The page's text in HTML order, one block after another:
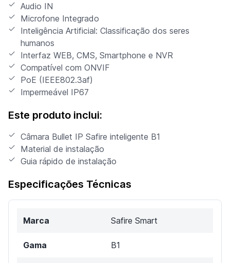
Audio IN
Microfone Integrado
Inteligência Artificial: Classificação dos seres
humanos
Interfaz WEB, CMS, Smartphone e NVR
Compatível com ONVIF
PoE (IEEE802.3af)
Impermeável IP67
Este produto inclui:
Câmara Bullet IP Safire inteligente B1
Material de instalação
Guia rápido de instalação
Especificações Técnicas
Marca Safire Smart
Gama B1